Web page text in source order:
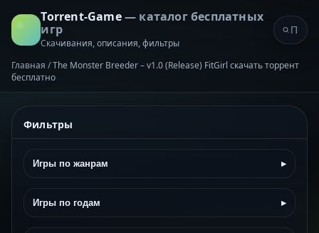
Torrent-Game— каталог бесплатных
игр
Скачивания, описания, фильтры
Главная /The Monster Breeder – v1.0 (Release) FitGirl скачать торрент
бесплатно
Фильтры
Игры по жанрам ▸
Игры по годам ▸